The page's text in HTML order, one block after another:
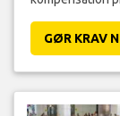
GØR KRAV